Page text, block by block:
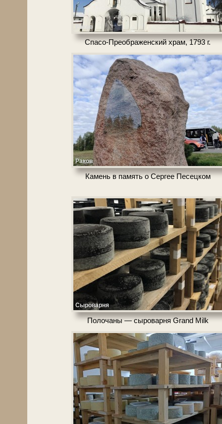
Раков
Спасо-Преображенский храм, 1793 г.
Раков
Камень в па­мять о Сергее Песецком
Сыроварня
Полочаны — сыроварня Grand Milk